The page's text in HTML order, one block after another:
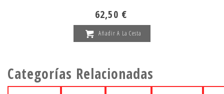
62,50 €
Añadir A La Cesta
Categorías Relacionadas